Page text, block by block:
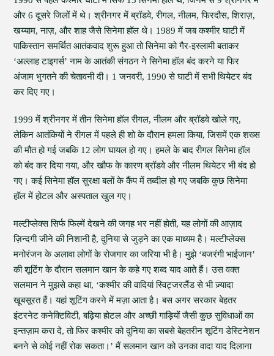
और 6 दूसरे जिलों में थे। श्रीनगर में ब्रॉडवे, रीगल, नीलम, फिरदौस, शिराज़,
खय्याम, नाज़, और शाह जैसे सिनेमा हॉल थे। 1989 में जब कश्मीर घाटी में
पाकिस्तान समर्थित आतंकवाद शुरू हुआ तो सिनेमा को गैर-इस्लामी बताकर
‘अल्लाह टाइगर्स’ नाम के आतंकी संगठन ने सिनेमा हॉल बंद करने या फिर
अंजाम भुगतने की चेतावनी दी। 1 जनवरी, 1990 से घाटी में सभी थियेटर बंद
कर दिए गए।
1999 में श्रीनगर में तीन सिनेमा हॉल रीगल, नीलम और ब्रॉडवे खोले गए,
लेकिन आतंकियों ने रीगल में पहले ही शो के दौरान हमला किया, जिसमें एक शख्स
की मौत हो गई जबकि 12 लोग घायल हो गए। हमले के बाद रीगल सिनेमा हॉल
को बंद कर दिया गया, और खौफ के कारण ब्रॉडवे और नीलम थियेटर भी बंद हो
गए। कई सिनेमा हॉल सुरक्षा बलों के कैंप में तब्दील हो गए जबकि कुछ सिनेमा
हॉल में होटल और अस्पताल खुल गए।
मल्टीप्लेक्स सिर्फ फिल्में देखने की जगह भर नहीं होती, यह लोगों की आज़ाद
ज़िन्दगी जीने की निशानी है, दुनिया से जुड़ने का एक माध्यम है। मल्टीप्लेक्स
मनोरंजन के अलावा लोगों के रोजगार का जरिया भी है। मुझे ‘बजरंगी भाईजान’
की शूटिंग के दौरान सलमान खान के कहे गए शब्द याद आते हैं। उस वक्त
सलमान ने मुझसे कहा था, ‘कश्मीर की वादियां स्विट्जरलैंड से भी ज़्यादा
खूबसूरत हैं। यहां शूटिंग करने में मज़ा आता है। बस अगर सरकार बेहतर
इंटरनेट कनेक्टिविटी, बढ़िया होटल और अच्छी गाड़ियों जैसी कुछ सुविधाओं का
इन्तज़ाम करा दे, तो फिर कश्मीर को दुनिया का सबसे बेहतरीन शूटिंग डेस्टिनेशन
बनने से कोई नहीं रोक सकता।’ मैं सलमान खान को उनका वादा याद दिलाना